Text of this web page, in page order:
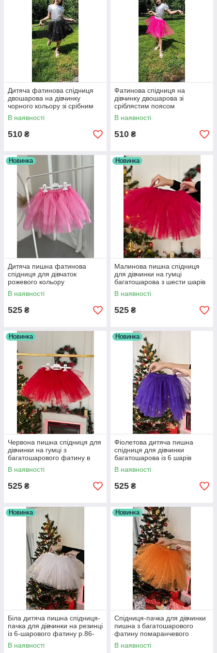
Дитяча фатинова спідниця
двошарова на дівчинку
чорного кольору зі срібним
поясом р. 104-170
В наявності
510 ₴
Фатинова спідниця на
дівчинку двошарова зі
сріблястим поясом
малинового кольору р. 104-
170
В наявності
510 ₴
Новинка
Дитяча пишна фатинова
спідниця для дівчаток
рожевого кольору
шестишарова р. 86-146
В наявності
525 ₴
Новинка
Малинова пишна спідниця
для дівчинки на гумці
багатошарова з шести шарів
фатину р.86-146
В наявності
525 ₴
Новинка
Червона пишна спідниця для
дівчинки на гумці з
багатошарового фатину в
шість шарів р.86-146
В наявності
525 ₴
Новинка
Фіолетова дитяча пишна
спідниця для дівчинки
багатошарова із 6 шарів
фатину р.86-146
В наявності
525 ₴
Новинка
Біла дитяча пишна спідниця-
пачка для дівчинки на резинці
із 6-шарового фатину р.86-
146
В наявності
Новинка
Спідниця-пачка для дівчинки
пишна з багатошарового
фатину помаранчевого
кольору в шість шарів р.86-
146
В наявності